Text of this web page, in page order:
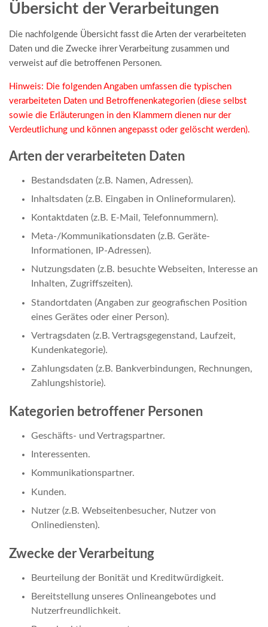
Übersicht der Verarbeitungen
Die nachfolgende Übersicht fasst die Arten der verarbeiteten
Daten und die Zwecke ihrer Verarbeitung zusammen und
verweist auf die betroffenen Personen.
Hinweis: Die folgenden Angaben umfassen die typischen
verarbeiteten Daten und Betroffenenkategorien (diese selbst
sowie die Erläuterungen in den Klammern dienen nur der
Verdeutlichung und können angepasst oder gelöscht werden).
Arten der verarbeiteten Daten
Bestandsdaten (z.B. Namen, Adressen).
Inhaltsdaten (z.B. Eingaben in Onlineformularen).
Kontaktdaten (z.B. E-Mail, Telefonnummern).
Meta-/Kommunikationsdaten (z.B. Geräte-
Informationen, IP-Adressen).
Nutzungsdaten (z.B. besuchte Webseiten, Interesse an
Inhalten, Zugriffszeiten).
Standortdaten (Angaben zur geografischen Position
eines Gerätes oder einer Person).
Vertragsdaten (z.B. Vertragsgegenstand, Laufzeit,
Kundenkategorie).
Zahlungsdaten (z.B. Bankverbindungen, Rechnungen,
Zahlungshistorie).
Kategorien betroffener Personen
Geschäfts- und Vertragspartner.
Interessenten.
Kommunikationspartner.
Kunden.
Nutzer (z.B. Webseitenbesucher, Nutzer von
Onlinediensten).
Zwecke der Verarbeitung
Beurteilung der Bonität und Kreditwürdigkeit.
Bereitstellung unseres Onlineangebotes und
Nutzerfreundlichkeit.